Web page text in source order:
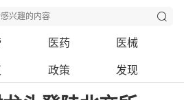
医药
医械
政策 发现